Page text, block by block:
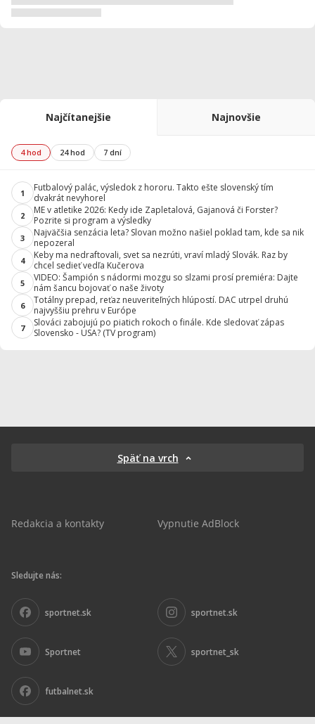
Najčítanejšie Najnovšie
4 hod 24 hod 7 dní
1
Futbalový palác, výsledok z hororu. Takto ešte slovenský tím
dvakrát nevyhorel
2
ME v atletike 2026: Kedy ide Zapletalová, Gajanová či Forster?
Pozrite si program a výsledky
3
Najväčšia senzácia leta? Slovan možno našiel poklad tam, kde sa nik
nepozeral
4
Keby ma nedraftovali, svet sa nezrúti, vraví mladý Slovák. Raz by
chcel sedieť vedľa Kučerova
5
VIDEO: Šampión s nádormi mozgu so slzami prosí premiéra: Dajte
nám šancu bojovať o naše životy
6
Totálny prepad, reťaz neuveriteľných hlúpostí. DAC utrpel druhú
najvyššiu prehru v Európe
7
Slováci zabojujú po piatich rokoch o finále. Kde sledovať zápas
Slovensko - USA? (TV program)
Späť na vrch
Redakcia a kontakty Vypnutie AdBlock
Sledujte nás:
sportnet.sk sportnet.sk
Sportnet sportnet_sk
futbalnet.sk